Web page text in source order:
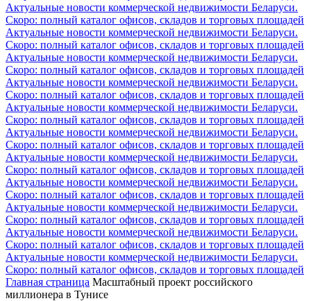
Актуальные новости коммерческой недвижимости Беларуси.
Скоро: полный каталог офисов, складов и торговых площадей
Актуальные новости коммерческой недвижимости Беларуси.
Скоро: полный каталог офисов, складов и торговых площадей
Актуальные новости коммерческой недвижимости Беларуси.
Скоро: полный каталог офисов, складов и торговых площадей
Актуальные новости коммерческой недвижимости Беларуси.
Скоро: полный каталог офисов, складов и торговых площадей
Актуальные новости коммерческой недвижимости Беларуси.
Скоро: полный каталог офисов, складов и торговых площадей
Актуальные новости коммерческой недвижимости Беларуси.
Скоро: полный каталог офисов, складов и торговых площадей
Актуальные новости коммерческой недвижимости Беларуси.
Скоро: полный каталог офисов, складов и торговых площадей
Актуальные новости коммерческой недвижимости Беларуси.
Скоро: полный каталог офисов, складов и торговых площадей
Актуальные новости коммерческой недвижимости Беларуси.
Скоро: полный каталог офисов, складов и торговых площадей
Актуальные новости коммерческой недвижимости Беларуси.
Скоро: полный каталог офисов, складов и торговых площадей
Актуальные новости коммерческой недвижимости Беларуси.
Скоро: полный каталог офисов, складов и торговых площадей
Главная страница Масштабный проект российского
миллионера в Тунисе